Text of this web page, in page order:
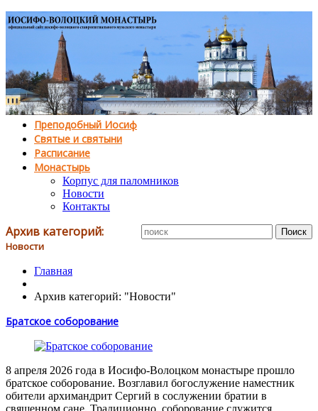
Преподобный Иосиф
Святые и святыни
Расписание
Монастырь
Корпус для паломников
Новости
Контакты
Архив категорий:
Новости
Главная
Архив категорий: "Новости"
Братское соборование
8 апреля 2026 года в Иосифо-Волоцком монастыре прошло
братское соборование. Возглавил богослужение наместник
обители архимандрит Сергий в сослужении братии в
священном сане. Традиционно, соборование служится